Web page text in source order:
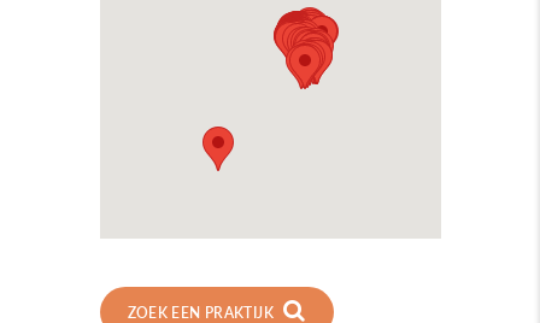
ZOEK EEN PRAKTIJK